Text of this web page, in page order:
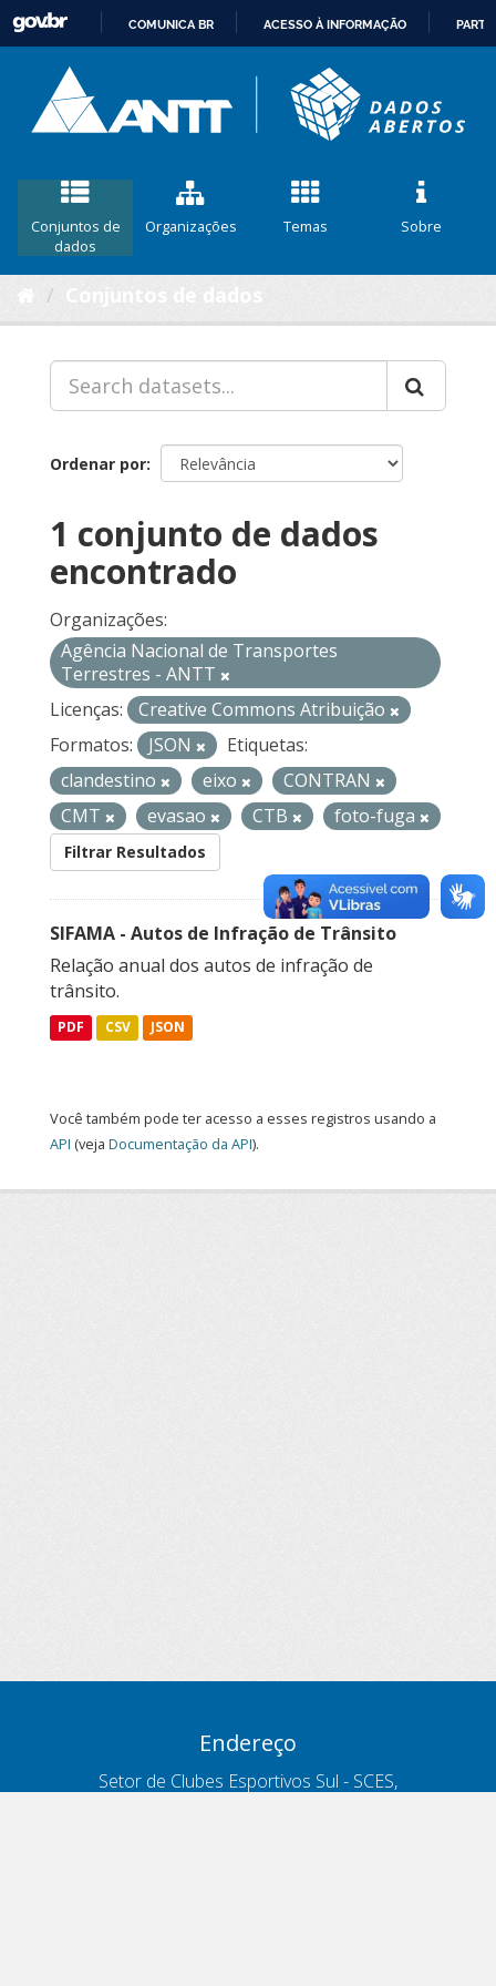
CONTEÚDO
COMUNICA BR ACESSO À INFORMAÇÃO
Conjuntos de
dados
Organizações Temas Sobre
Ordenar por
1 conjunto de dados
encontrado
Organizações:
Agência Nacional de Transportes
Terrestres - ANTT
Licenças:
Creative Commons Atribuição
Formatos:
JSON
Etiquetas:
clandestino
eixo
CONTRAN
CMT
evasao CTB foto-fuga
Filtrar Resultados
SIFAMA - Autos de Infração de Trânsito
Relação anual dos autos de infração de
trânsito.
PDF CSV JSON
Você também pode ter acesso a esses registros usando a
API (veja Documentação da API).
Endereço
Setor de Clubes Esportivos Sul - SCES,